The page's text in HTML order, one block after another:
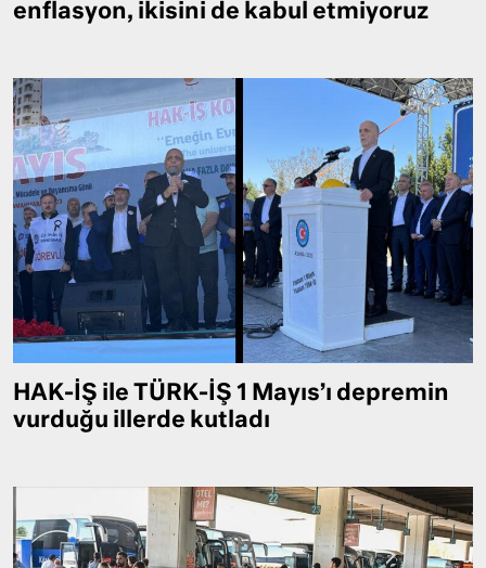
enflasyon, ikisini de kabul etmiyoruz
HAK-İŞ ile TÜRK-İŞ 1 Mayıs’ı depremin
vurduğu illerde kutladı